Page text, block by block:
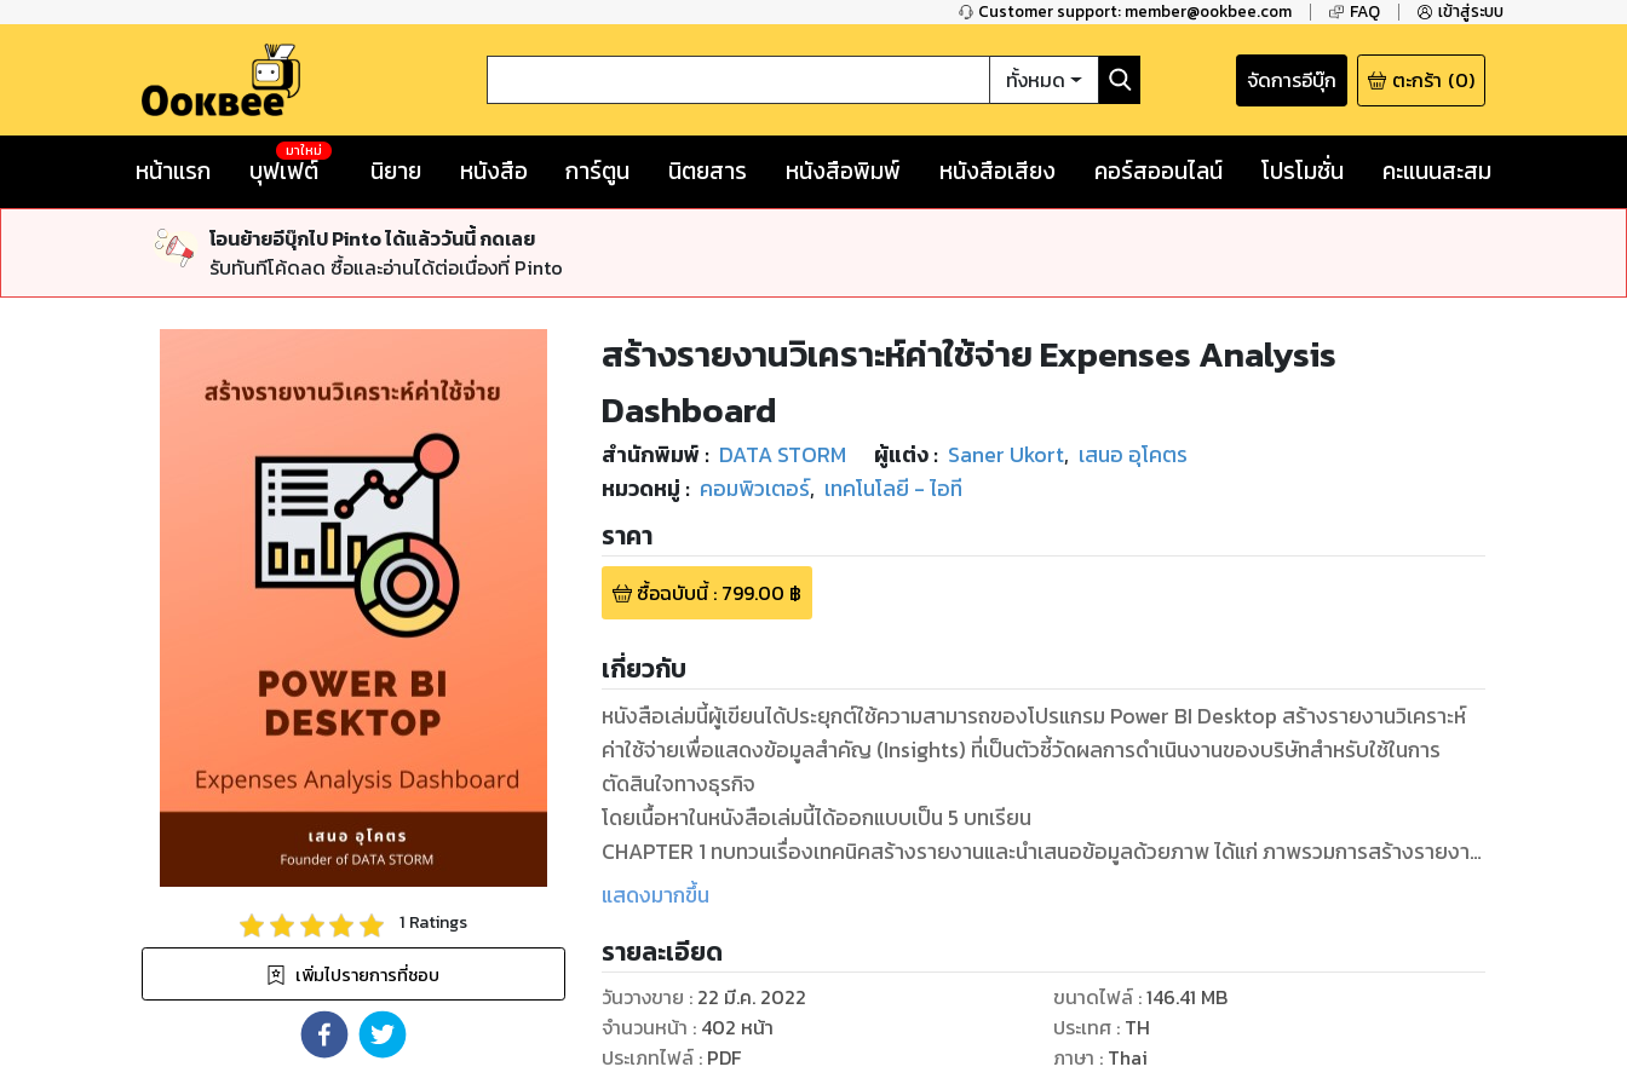
Customer support: member@ookbee.com FAQ เข้าสู่ระบบ
ทั้งหมด จัดการอีบุ๊ก ตะกร้า (0)
หน้าแรก บุฟเฟต์
มาใหม่
นิยาย หนังสือ การ์ตูน นิตยสาร หนังสือพิมพ์ หนังสือเสียง คอร์สออนไลน์ โปรโมชั่น คะแนนสะสม
โอนย้ายอีบุ๊กไป Pinto ได้แล้ววันนี้ กดเลย
รับทันทีโค้ดลด ซื้อและอ่านได้ต่อเนื่องที่ Pinto
1 Ratings
เพิ่มไปรายการที่ชอบ
สร้างรายงานวิเคราะห์ค่าใช้จ่าย Expenses Analysis
Dashboard
สำนักพิมพ์ : DATA STORM ผู้แต่ง : Saner Ukort, เสนอ อุโคตร
หมวดหมู่ : คอมพิวเตอร์, เทคโนโลยี - ไอที
ราคา
ซื้อฉบับนี้: 799.00 ฿
เกี่ยวกับ
หนังสือเล่มนี้ผู้เขียนได้ประยุกต์ใช้ความสามารถของโปรแกรม Power BI Desktop สร้างรายงานวิเคราะห์
ค่าใช้จ่ายเพื่อแสดงข้อมูลสำคัญ (Insights) ที่เป็นตัวชี้วัดผลการดำเนินงานของบริษัทสำหรับใช้ในการ
ตัดสินใจทางธุรกิจ
โดยเนื้อหาในหนังสือเล่มนี้ได้ออกแบบเป็น 5 บทเรียน
CHAPTER 1 ทบทวนเรื่องเทคนิคสร้างรายงานและนำเสนอข้อมูลด้วยภาพ ได้แก่ ภาพรวมการสร้างรายงาน
และนำเสนอข้อมูลด้วยภาพ เมนูการใช้งานโปรแกรม Power BI Desktop และการใช้คำสั่งสร้างรายงาน
ข้อมูลและรายละเอียดของตารางข้อมูลสำหรับสร้างรายงานวิเคราะห์ค่าใช้จ่าย
CHAPTER 3 ทบทวนเรื่อง Data Analysis Expression (สูตรคำนวณ) ได้แก่ ฟังก์ชันที่ใช้สร้างสูตร
คำนวณและรายละเอียดของแต่ละสูตรคำนวณสำหรับสร้างรายงานวิเคราะห์ค่าใช้จ่าย
CHAPTER 4 สร้างแบบจำลองข้อมูล (Data model) วิเคราะห์ค่าใช้จ่ายได้แก่ การเชื่อมต่อแหล่งข้อมูล
แสดงมากขึ้น
รายละเอียด
วันวางขาย : 22 มี.ค. 2022
จำนวนหน้า : 402 หน้า
ประเภทไฟล์: PDF
ขนาดไฟล์:146.41 MB
ประเทศ : TH
ภาษา : Thai